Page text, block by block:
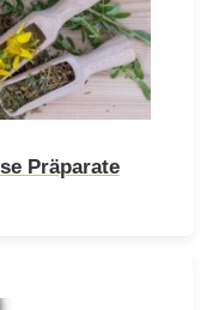
Präparate